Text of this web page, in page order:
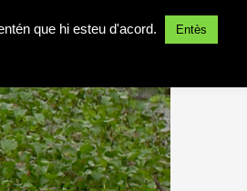
que hi esteu d'acord. Entès